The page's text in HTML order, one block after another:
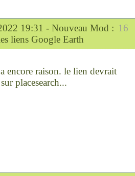
16
19:31 - Nouveau Mod :
liens Google Earth
encore raison. le lien devrait
placesearch...